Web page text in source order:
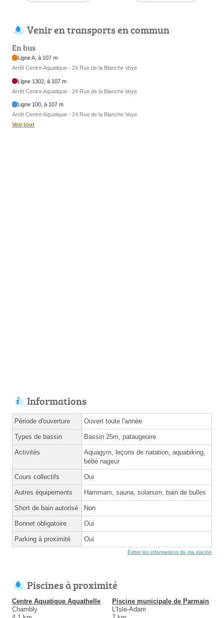
Venir en transports en commun
En bus
Ligne A, à 107 m
Arrêt Centre Aquatique - 24 Rue de la Blanche Voye
Ligne 1302, à 107 m
Arrêt Centre Aquatique - 24 Rue de la Blanche Voye
Ligne 100, à 107 m
Arrêt Centre Aquatique - 24 Rue de la Blanche Voye
Voir tout
Informations
Période d'ouverture Ouvert toute l'année
Types de bassin Bassin 25m, pataugeoire
Activités
Aquagym, leçons de natation, aquabiking,
bébé nageur
Cours collectifs Oui
Autres équipements Hammam, sauna, solarium, bain de bulles
Short de bain autorisé Non
Bonnet obligatoire Oui
Parking à proximité Oui
Éditer les informations de ma piscine
Piscines à proximité
Centre Aquatique Aquathelle
Chambly
Piscine municipale de Parmain
L'Isle-Adam